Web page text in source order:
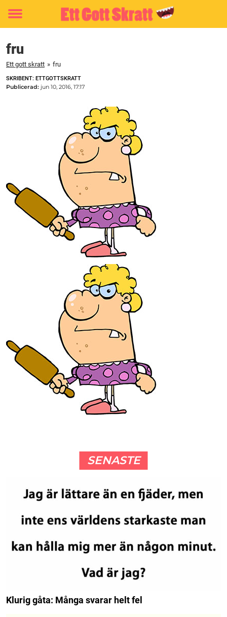
Toggle
fru
Ett gott skratt » fru
SKRIBENT: ETTGOTTSKRATT
Publicerad: jun 10, 2016, 17:17
SENASTE
Klurig gåta: Många svarar helt fel